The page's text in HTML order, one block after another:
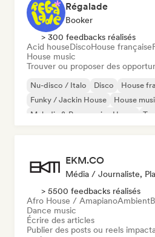
Régalade
Booker
> 300 feedbacks réalisés
Acid houseDiscoHouse française
House music
Trouver ou proposer des
Nu-disco / Italo Disco
House
Funky / Jackin House
House
Melodic & Progressive House
EKM.CO
Média / Journaliste,
> 5500 feedbacks réalisés
Afro House / AmapianoAmbient
Dance music
Écrire des articles
Publier des posts ou reels